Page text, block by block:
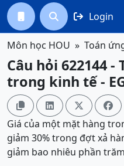
  Login
Môn học HOU Toán
Câu hỏi 622144
trong kinh tế -
   
Giá của một mặt hàng
giảm 30% trong đợt xả
giảm bao nhiêu phần